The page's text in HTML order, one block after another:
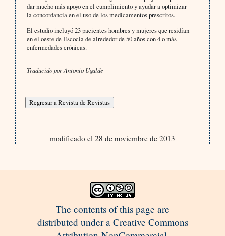
dar mucho más apoyo en el cumplimiento y ayudar a optimizar
la concordancia en el uso de los medicamentos prescritos.
El estudio incluyó 23 pacientes hombres y mujeres que residían
en el oeste de Escocia de alrededor de 50 años con 4 o más
enfermedades crónicas.
Traducido por Antonio Ugalde
modificado el 28 de noviembre de 2013
The contents of this page are
distributed under a Creative Commons